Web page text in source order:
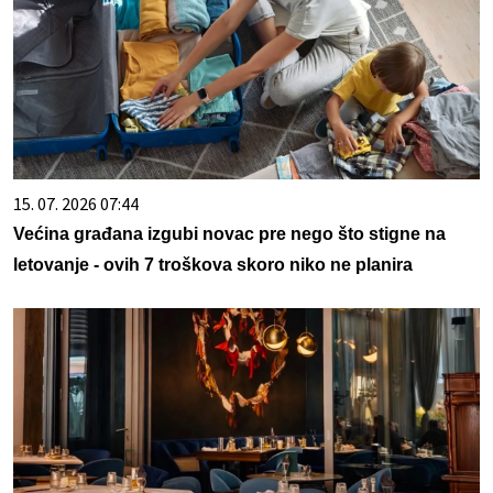
15. 07. 2026 07:44
Većina građana izgubi novac pre nego što stigne na
letovanje - ovih 7 troškova skoro niko ne planira